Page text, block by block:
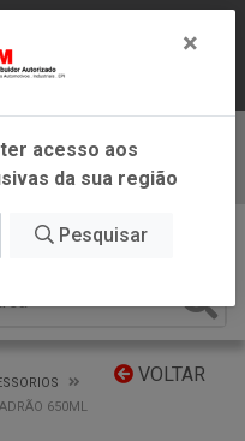
DO ESTADO DE
Baixe já nosso APP
VOLTAR
650ML
×
acesso aos
da sua região
Pesquisar